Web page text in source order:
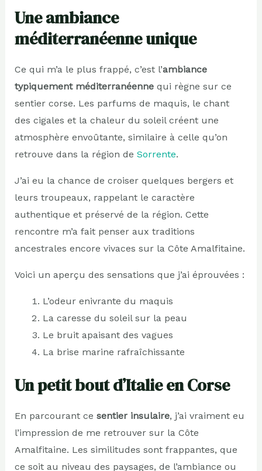
Une ambiance
méditerranéenne unique
Ce qui m’a le plus frappé, c’est l’ambiance
typiquement méditerranéennequi règne sur ce
sentier corse. Les parfums de maquis, le chant
des cigales et la chaleur du soleil créent une
atmosphère envoûtante, similaire à celle qu’on
retrouve dans la région de Sorrente.
J’ai eu la chance de croiser quelques bergers et
leurs troupeaux, rappelant le caractère
authentique et préservé de la région. Cette
rencontre m’a fait penser aux traditions
ancestrales encore vivaces sur la Côte Amalfitaine.
Voici un aperçu des sensations que j’ai éprouvées :
L’odeur enivrante du maquis
La caresse du soleil sur la peau
Le bruit apaisant des vagues
La brise marine rafraîchissante
Un petit bout d’Italie en Corse
En parcourant ce sentier insulaire, j’ai vraiment eu
l’impression de me retrouver sur la Côte
Amalfitaine. Les similitudes sont frappantes, que
ce soit au niveau des paysages, de l’ambiance ou